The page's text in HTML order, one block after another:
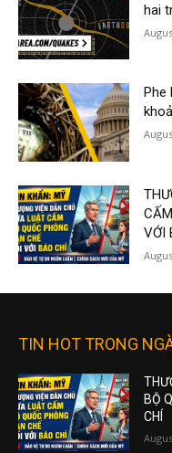
hai
VỚI
TIN HOT TRONG
BỘ
CHÍ